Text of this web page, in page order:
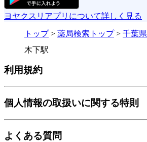
ヨヤクスリアプリについて詳しく見る
トップ> 薬局検索トップ> 千葉県
木下駅
利用規約
個人情報の取扱いに関する特則
よくある質問